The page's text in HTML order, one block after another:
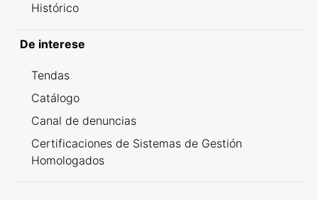
Histórico
De interese
Tendas
Catálogo
Canal de denuncias
Certificaciones de Sistemas de Gestión
Homologados